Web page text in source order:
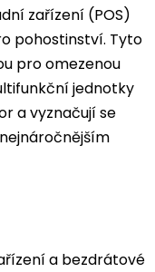
zařízení (POS)
pohostinství. Tyto
pro omezenou
jednotky
a vyznačují se
a bezdrátové